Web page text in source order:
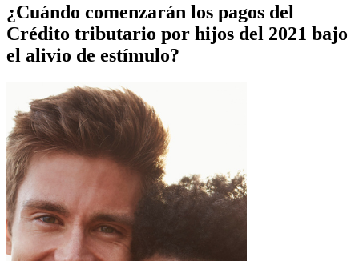
¿Cuándo comenzarán los pagos del
Crédito tributario por hijos del 2021 bajo
el alivio de estímulo?